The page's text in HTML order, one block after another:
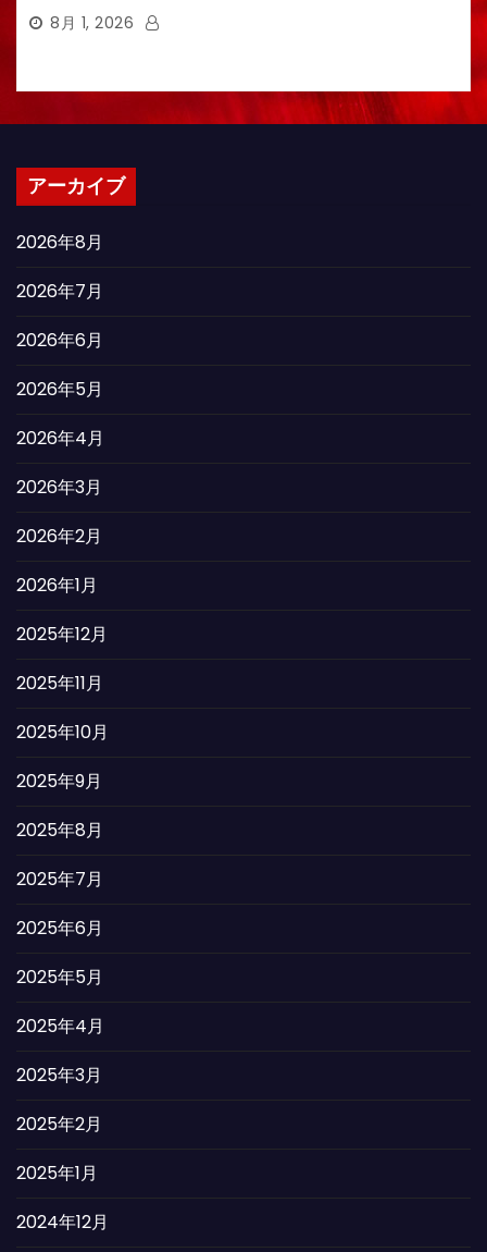
8月 1, 2026
アーカイブ
2026年8月
2026年7月
2026年6月
2026年5月
2026年4月
2026年3月
2026年2月
2026年1月
2025年12月
2025年11月
2025年10月
2025年9月
2025年8月
2025年7月
2025年6月
2025年5月
2025年4月
2025年3月
2025年2月
2025年1月
2024年12月